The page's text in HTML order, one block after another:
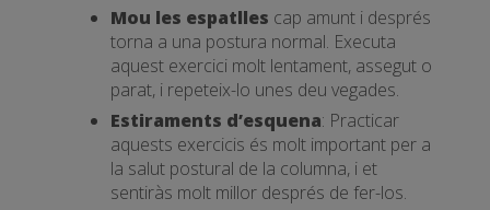
Mou les espatlles cap amunt i després
torna a una postura normal. Executa
aquest exercici molt lentament, assegut o
parat, i repeteix-lo unes deu vegades.
Estiraments d’esquena: Practicar
aquests exercicis és molt important per a
la salut postural de la columna, i et
sentiràs molt millor després de fer-los.